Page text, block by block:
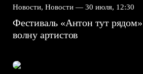
Новости, Новости — 30 июля, 12:30
Фестиваль «Антон тут
волну артистов